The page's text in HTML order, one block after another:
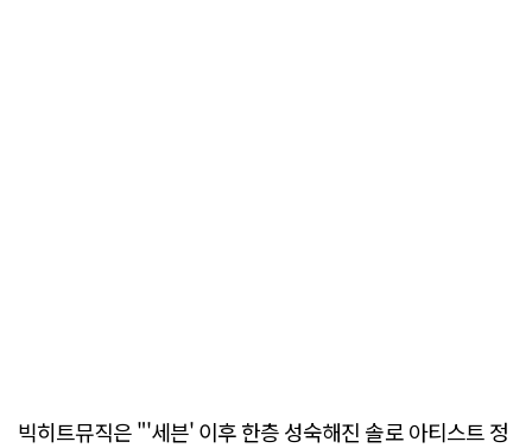
빅히트뮤직은 "'세븐' 이후 한층 성숙해진 솔로 아티스트 정